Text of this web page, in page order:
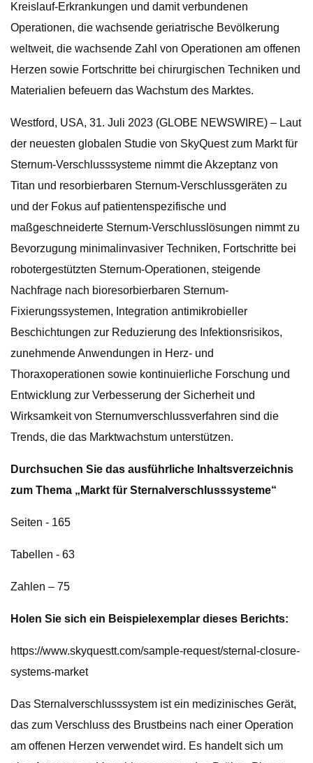
Kreislauf-Erkrankungen und damit verbundenen
Operationen, die wachsende geriatrische Bevölkerung
weltweit, die wachsende Zahl von Operationen am offenen
Herzen sowie Fortschritte bei chirurgischen Techniken und
Materialien befeuern das Wachstum des Marktes.
Westford, USA, 31. Juli 2023 (GLOBE NEWSWIRE) – Laut
der neuesten globalen Studie von SkyQuest zum Markt für
Sternum-Verschlusssysteme nimmt die Akzeptanz von
Titan und resorbierbaren Sternum-Verschlussgeräten zu
und der Fokus auf patientenspezifische und
maßgeschneiderte Sternum-Verschlusslösungen nimmt zu
Bevorzugung minimalinvasiver Techniken, Fortschritte bei
robotergestützten Sternum-Operationen, steigende
Nachfrage nach bioresorbierbaren Sternum-
Fixierungssystemen, Integration antimikrobieller
Beschichtungen zur Reduzierung des Infektionsrisikos,
zunehmende Anwendungen in Herz- und
Thoraxoperationen sowie kontinuierliche Forschung und
Entwicklung zur Verbesserung der Sicherheit und
Wirksamkeit von Sternumverschlussverfahren sind die
Trends, die das Marktwachstum unterstützen.
Durchsuchen Sie das ausführliche Inhaltsverzeichnis
zum Thema „Markt für Sternalverschlusssysteme“
Seiten - 165
Tabellen - 63
Zahlen – 75
Holen Sie sich ein Beispielexemplar dieses Berichts:
https://www.skyquestt.com/sample-request/sternal-closure-
systems-market
Das Sternalverschlusssystem ist ein medizinisches Gerät,
das zum Verschluss des Brustbeins nach einer Operation
am offenen Herzen verwendet wird. Es handelt sich um